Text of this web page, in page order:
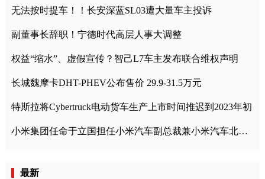
无法按时提车！！长安深蓝SL03遭大量车主投诉
副董事长辞职！宁德时代高层人事大调整
权益“缩水”、虚假宣传？智己L7车主发布联合维权声明
长城魏摩卡DHT-PHEV公布售价 29.9-31.5万元
特斯拉将Cybertruck电动货车生产上市时间推迟到2023年初
小米集团任命于立国担任小米汽车副总裁兼小米汽车北京总部政委
最新